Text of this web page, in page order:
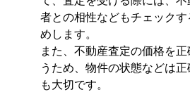
者との相性などもチェック
めします。
また、不動産査定の価格を
うため、物件の状態などは
も大切です。